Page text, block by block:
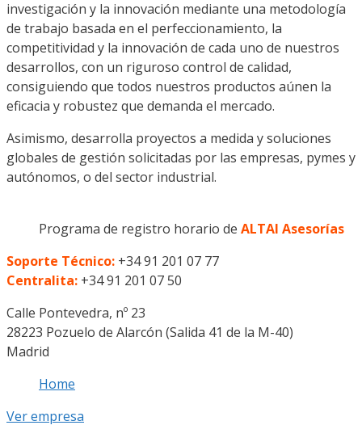
investigación y la innovación mediante una metodología
de trabajo basada en el perfeccionamiento, la
competitividad y la innovación de cada uno de nuestros
desarrollos, con un riguroso control de calidad,
consiguiendo que todos nuestros productos aúnen la
eficacia y robustez que demanda el mercado.
Asimismo, desarrolla proyectos a medida y soluciones
globales de gestión solicitadas por las empresas, pymes y
autónomos, o del sector industrial.
Programa de registro horario de ALTAI Asesorías
Soporte Técnico: +34 91 201 07 77
Centralita: +34 91 201 07 50
Calle Pontevedra, nº 23
28223 Pozuelo de Alarcón (Salida 41 de la M-40)
Madrid
Home
Ver empresa